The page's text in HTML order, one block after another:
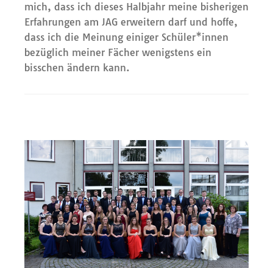
mich, dass ich dieses Halbjahr meine bisherigen
Erfahrungen am JAG erweitern darf und hoffe,
dass ich die Meinung einiger Schüler*innen
bezüglich meiner Fächer wenigstens ein
bisschen ändern kann.